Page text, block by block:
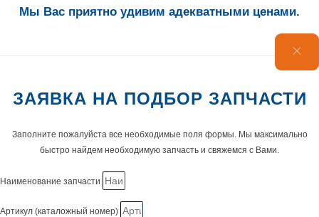
Мы Вас приятно удивим адекватными ценами.
ЗАЯВКА НА ПОДБОР ЗАПЧАСТИ
Заполните пожалуйста все необходимые поля формы. Мы максимально
быстро найдем необходимую запчасть и свяжемся с Вами.
Наименование запчасти
Артикул (каталожный номер)